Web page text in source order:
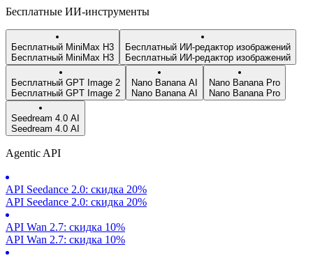
Бесплатные ИИ-инструменты
Бесплатный MiniMax H3
Бесплатный MiniMax H3
Бесплатный ИИ-редактор изображений
Бесплатный ИИ-редактор изображений
Бесплатный GPT Image 2
Бесплатный GPT Image 2
Nano Banana AI
Nano Banana AI
Nano Banana Pro
Nano Banana Pro
Seedream 4.0 AI
Seedream 4.0 AI
Agentic API
API Seedance 2.0: скидка 20%
API Seedance 2.0: скидка 20%
API Wan 2.7: скидка 10%
API Wan 2.7: скидка 10%